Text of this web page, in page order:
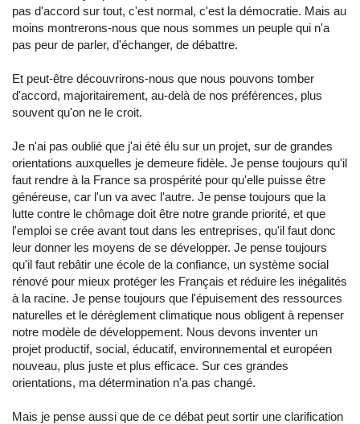
pas d'accord sur tout, c'est normal, c'est la démocratie. Mais au
moins montrerons-nous que nous sommes un peuple qui n'a
pas peur de parler, d'échanger, de débattre.
Et peut-être découvrirons-nous que nous pouvons tomber
d'accord, majoritairement, au-delà de nos préférences, plus
souvent qu'on ne le croit.
Je n'ai pas oublié que j'ai été élu sur un projet, sur de grandes
orientations auxquelles je demeure fidèle. Je pense toujours qu'il
faut rendre à la France sa prospérité pour qu'elle puisse être
généreuse, car l'un va avec l'autre. Je pense toujours que la
lutte contre le chômage doit être notre grande priorité, et que
l'emploi se crée avant tout dans les entreprises, qu'il faut donc
leur donner les moyens de se développer. Je pense toujours
qu'il faut rebâtir une école de la confiance, un système social
rénové pour mieux protéger les Français et réduire les inégalités
à la racine. Je pense toujours que l'épuisement des ressources
naturelles et le dérèglement climatique nous obligent à repenser
notre modèle de développement. Nous devons inventer un
projet productif, social, éducatif, environnemental et européen
nouveau, plus juste et plus efficace. Sur ces grandes
orientations, ma détermination n'a pas changé.
Mais je pense aussi que de ce débat peut sortir une clarification